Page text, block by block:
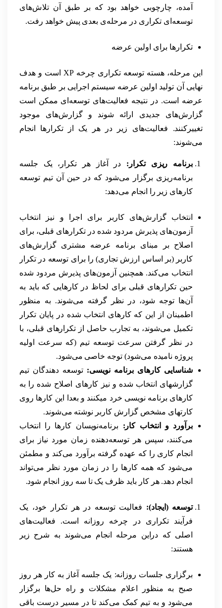
آمده، چارچوبی خواهد بود که بر طبق آن تلاش‌های
توسعه‌ای تکراری در مرحله‌ی بعدی پیش خواهد رفت.
تکرارها برای اولین عرضه
این مرحله، هسته توسعه تکراری چرخه XP است و هدف
نهایی آن تولید اولین عرضه سیستم اجرایی بر طبق برنامه
عرضه است. در نتیجه فعالیت‌های توسعه‌ای ممکن است
گزارش‌های جدیدی ارائه شوند و گزارش‌های موجود
تغییرکنند. فعالیت‌های زیر در هر یک از تکرارها انجام
می‌شوند:
برنامه ریزی تکرار: در آغاز هر تکرار، یک جلسه
برنامه‌ریزی برگزار می‌شود که در حین آن تیم توسعه
کارهای زیر را انجام می‌دهد:
انتخاب گزارش‌های کاربر برای اجرا و نیز انتخاب
آزمون‌های پذیرش مردود شده در تکرارهای قبلی، برای
اصلاح بر مبنای برنامه عرضه مشتری گزارش‌های
کاربر (بر اساس ارزش تجاری) را برای توسعه در تکرار
انتخاب می‌کند. همچنین آزمون‌های پذیرش مردود شده
حین تکرارهای قبلی برای لحاظ در کارهایی که باید به
آن‌ها توجه شود، در نظر گرفته می‌شوند. به منظور
اطمینان از این که کارهای انتخاب شده در پایان تکرار
تکمیل می‌شوند، به تجارب حاصل از تکرارهای قبلی، با
در نظر گرفتن سرعت توسعه تیم (که سرعت اولیه
پروژه نامیده می‌شود) توجه خاصی می‌شود.
شناسایی کارهای برنامه نویسی: توسعه دهندگان تیم
گزارشهای انتخاب شده و نیز کارهای اصلاح شده را به
کارهای برنامه نویسی خرد میکنند و بعدا این کارها روی
کارتهای مشخص گزارش کاربر نوشته می‌شوند.
برآورد و انتخاب کار: برنامه‌نویسان کارها را انتخاب
می‌کنند، سپس هر توسعه‌دهنده زمان مورد نیاز برای
انجام کاری را که عهده گرفته برآورد می‌کند و مطمئن
می‌شود که همه کارها را در زمان مورد نظر می‌تواند
انجام دهد. هر کار باید ظرف یک تا سه روز انجام شود.
توسعه (ایجاد): فعالیت توسعه در هر تکرار خود، یک
فرآیند تکراری در چرخه روزانه است. فعالیت‌های
اصلی که دراین مرحله انجام می‌شوند به شرح زیر
هستند:
برگزاری جلسات روزانه: یک جلسه آغاز به کار هر روز
صبح به منظور اعلام مشکلات و راه حل‌ها برگزار
می‌شود و به تیم کمک می‌کند تا در مسیر درست باقی